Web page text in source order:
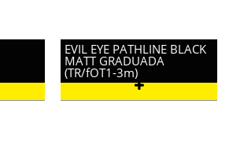
EVIL EYE PATHLINE BLACK
MATT GRADUADA
(TR/fOT1-3m)